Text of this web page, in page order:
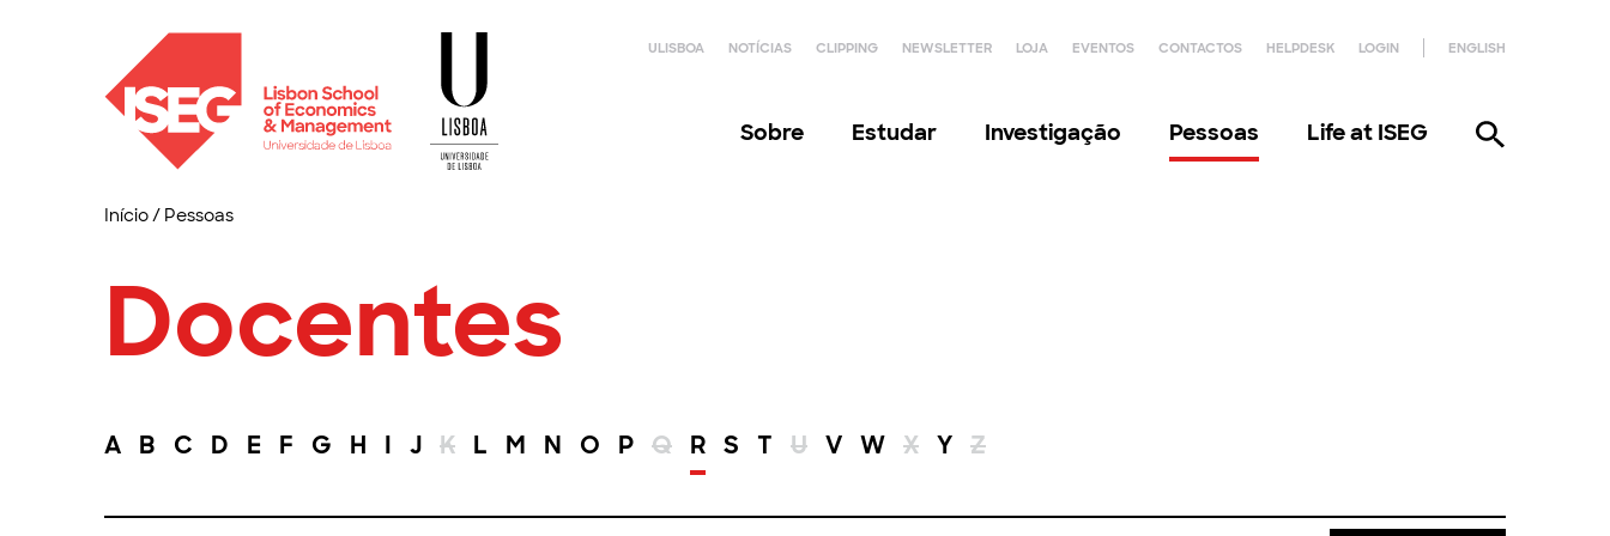
ULISBOA NOTÍCIAS CLIPPING NEWSLETTER LOJA EVENTOS CONTACTOS HELPDESK LOGIN ENGLISH
Sobre Estudar Investigação Pessoas Life at ISEG
Início/ Pessoas
Docentes
A B C D E F G H I J K L M N O P Q R S T U V W X Y Z